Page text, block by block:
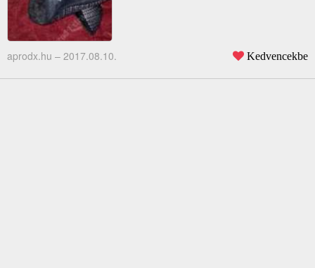
aprodx.hu – 2017.08.10. Kedvencekbe